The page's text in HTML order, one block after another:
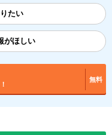
たい
がほしい
無料